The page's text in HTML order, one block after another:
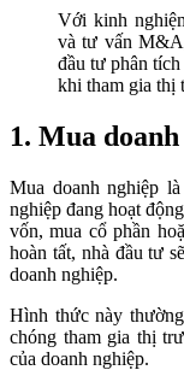
Với kinh
và tư vấn
đầu tư phân
khi tham gia thị
1. Mua
Mua doanh nghiệp
nghiệp đang hoạt
vốn, mua cổ phần
hoàn tất, nhà đầu tư
doanh nghiệp.
Hình thức này
chóng tham gia thị
của doanh nghiệp.